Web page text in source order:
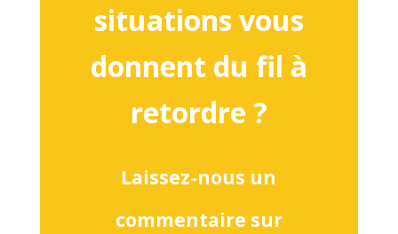
situations vous
donnent du fil à
retordre ?
Laissez-nous un
commentaire sur